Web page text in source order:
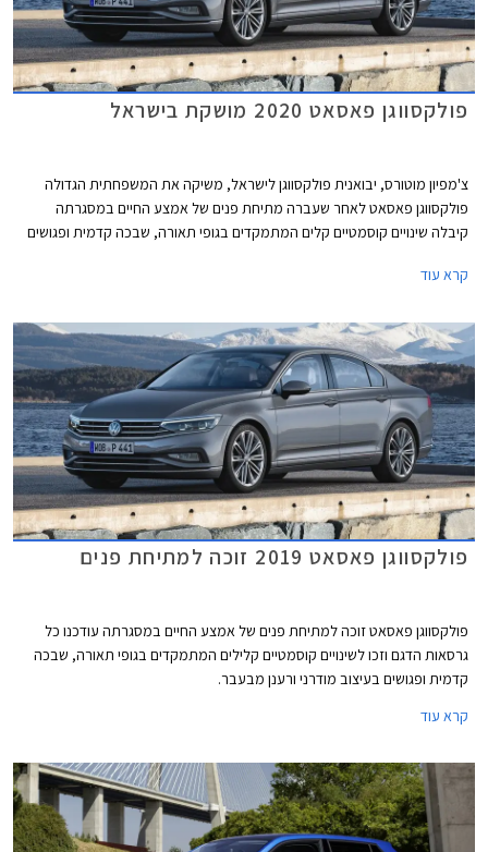
פולקסווגן פאסאט 2020 מושקת בישראל
צ'מפיון מוטורס, יבואנית פולקסווגן לישראל, משיקה את המשפחתית הגדולה
פולקסווגן פאסאט לאחר שעברה מתיחת פנים של אמצע החיים במסגרתה
קיבלה שינויים קוסמטיים קלים המתמקדים בגופי תאורה, שבכה קדמית ופגושים
קרא עוד
פולקסווגן פאסאט 2019 זוכה למתיחת פנים
פולקסווגן פאסאט זוכה למתיחת פנים של אמצע החיים במסגרתה עודכנו כל
גרסאות הדגם וזכו לשינויים קוסמטיים קלילים המתמקדים בגופי תאורה, שבכה
קדמית ופגושים בעיצוב מודרני ורענן מבעבר.
קרא עוד